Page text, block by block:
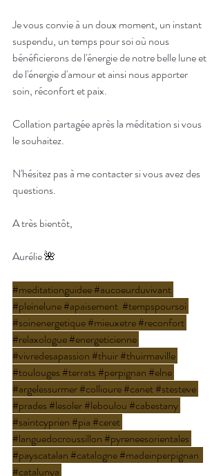
Je vous convie à un doux moment, un instant
suspendu, un temps pour soi où nous
bénéficierons de l'énergie de notre belle lune et
de l'énergie d'amour et ainsi nous apporter
soin, réconfort et paix.
Collation partagée après la méditation si vous
le souhaitez.
N'hésitez pas à me contacter si vous avez des
questions.
A très bientôt,
Aurélie 🌺
#meditationguidee#aucoeurduvivant
#pleinelune#apaisement #tempspoursoi
#soinenergetique#mieuxetre#reconfort
#relaxologue#energeticienne
#vivredesapassion #thuir#thuirmaville
#toulouges #terrats #perpignan #elne
#argelessurmer#collioure#canet#stesteve
#prades #lesoler#leboulou #cabestany
#saintcyprien #pia #ceret
#languedocroussillon #pyreneesorientales
#payscatalan #catalogne#madeinperpignan
#catalunya